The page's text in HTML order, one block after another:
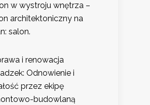
w wystroju wnętrza –
architektoniczny na
salon.
i renowacja
Odnowienie i
przez ekipę
budowlaną